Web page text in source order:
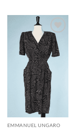
Ajouter
à la liste
d'envies
EMMANUEL UNGARO